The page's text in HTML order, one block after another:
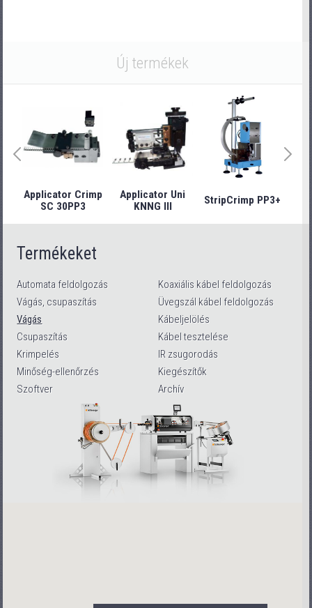
Új termékek
Applicator Crimp
SC 30PP3
Applicator Uni
KNNG III
StripCrimp PP3+
Termékeket
Automata feldolgozás
Vágás, csupaszítás
Vágás
Csupaszítás
Krimpelés
Minőség-ellenőrzés
Szoftver
Koaxiális kábel feldolgozás
Üvegszál kábel feldolgozás
Kábeljelölés
Kábel tesztelése
IR zsugorodás
Kiegészítők
Archív